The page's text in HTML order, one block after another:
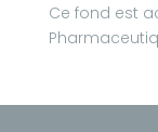
Ce fond est